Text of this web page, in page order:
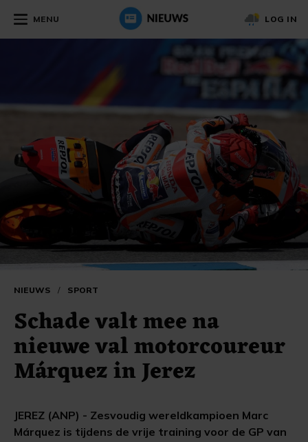
MENU LOG IN
NIEUWS / SPORT
Schade valt mee na
nieuwe val motorcoureur
Márquez in Jerez
JEREZ (ANP) - Zesvoudig wereldkampioen Marc
Márquez is tijdens de vrije training voor de GP van